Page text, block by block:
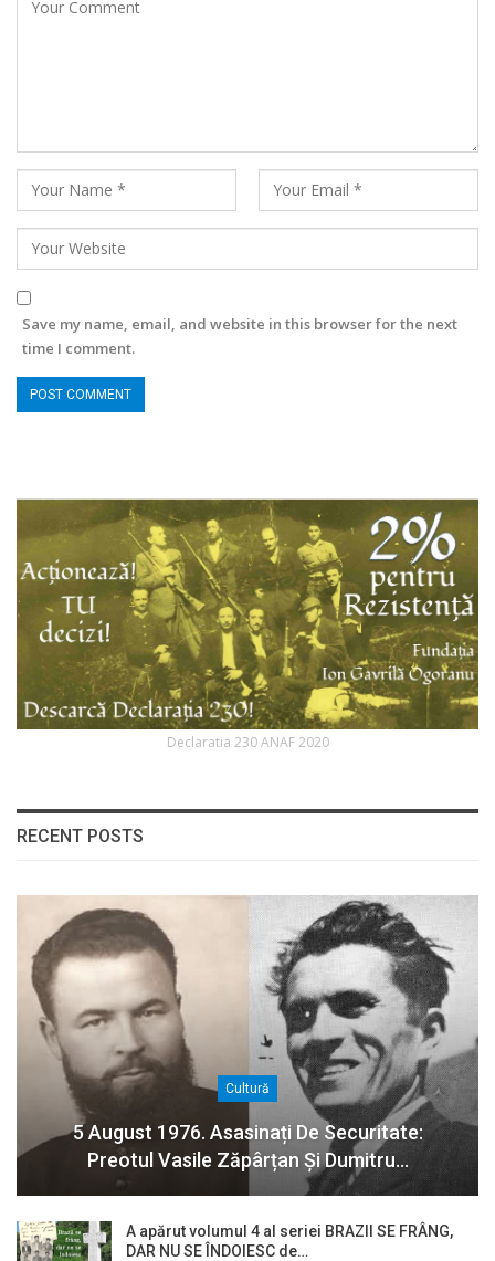
Save my name, email, and website in this browser for the next
time I comment.
Declaratia 230 ANAF 2020
RECENT POSTS
Cultură
5 August 1976. Asasinați De Securitate:
Preotul Vasile Zăpârțan Și Dumitru…
A apărut volumul 4 al seriei BRAZII SE FRÂNG,
DAR NU SE ÎNDOIESC de…